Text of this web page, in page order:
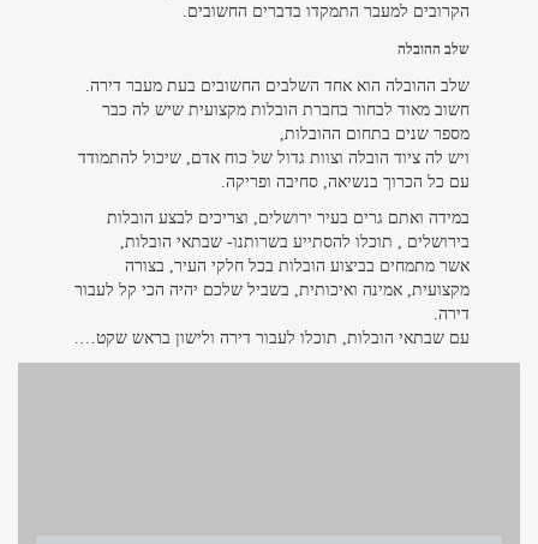
הקרובים למעבר התמקדו בדברים החשובים.
שלב ההובלה
שלב ההובלה הוא אחד השלבים החשובים בעת מעבר דירה.
חשוב מאוד לבחור בחברת הובלות מקצועית שיש לה כבר
מספר שנים בתחום ההובלות,
ויש לה ציוד הובלה וצוות גדול של כוח אדם, שיכול להתמודד
עם כל הכרוך בנשיאה, סחיבה ופריקה.
במידה ואתם גרים בעיר ירושלים, וצריכים לבצע הובלות
בירושלים , תוכלו להסתייע בשרותנו- שבתאי הובלות,
אשר מתמחים בביצוע הובלות בכל חלקי העיר, בצורה
מקצועית, אמינה ואיכותית, בשביל שלכם יהיה הכי קל לעבור
דירה.
עם שבתאי הובלות, תוכלו לעבור דירה ולישון בראש שקט….